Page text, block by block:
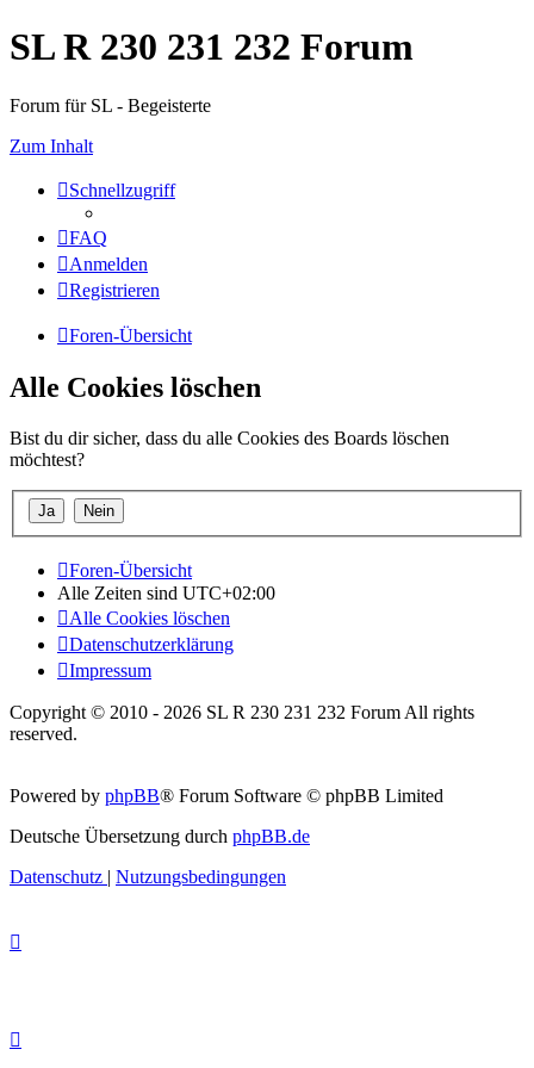
SL R 230 231 232 Forum
Forum für SL - Begeisterte
Zum Inhalt
Schnellzugriff
FAQ
Anmelden
Registrieren
Foren-Übersicht
Alle Cookies löschen
Bist du dir sicher, dass du alle Cookies des Boards löschen
möchtest?
Foren-Übersicht
Alle Zeiten sind UTC+02:00
Alle Cookies löschen
Datenschutzerklärung
Impressum
Copyright © 2010 - 2026 SL R 230 231 232 Forum All rights
reserved.
Powered by phpBB® Forum Software © phpBB Limited
Deutsche Übersetzung durch phpBB.de
Datenschutz | Nutzungsbedingungen